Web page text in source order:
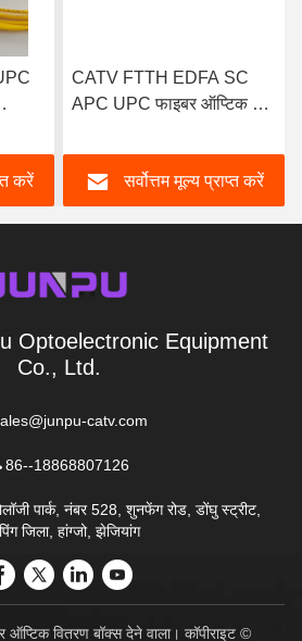
करें
CATV FTTH EDFA SC
APC UPC फाइबर ऑप्टिक पैच
SC 1/3/5 मीटर
सर्वोत्तम मूल्य प्राप्त करें
Optoelectronic Equipment
Co., Ltd.
catv.com
86--18868807126
पार्क, नंबर 528, शुनफेंग रोड, डोंघु स्ट्रीट,
जिला, हांग्जो, झेजियांग
ऑप्टिक वितरण बॉक्स देने वाला। कॉपीराइट ©